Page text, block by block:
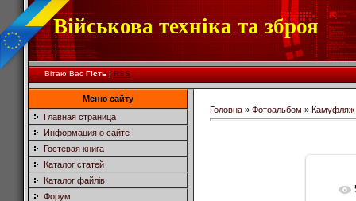
Військова техніка та зброя
Вітаю Вас Гість|RSS
Меню сайту
Главная страница
Информация о сайте
Гостевая книга
Каталог статей
Каталог файлів
Форум
Головна » Фотоальбом » Камуфляж